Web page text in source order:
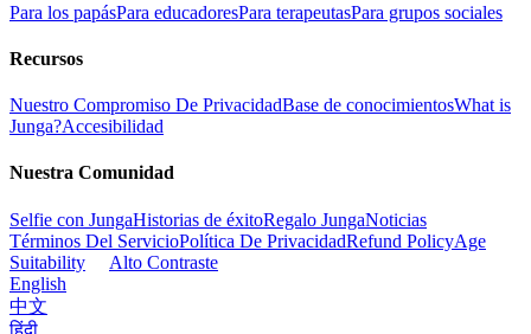
Para los papásPara educadoresPara terapeutasPara grupos sociales
Recursos
Nuestro Compromiso De PrivacidadBase de conocimientosWhat is
Junga?Accesibilidad
Nuestra Comunidad
Selfie con JungaHistorias de éxitoRegalo JungaNoticias
Términos Del ServicioPolítica De PrivacidadRefund PolicyAge
Suitability
Alto Contraste
English
中文
हिंदी